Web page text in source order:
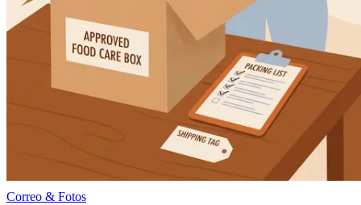
Correo & Fotos